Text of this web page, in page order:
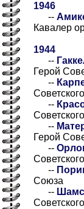
1946
--
Кавалер
1944
--
Герой
--
--
--
Герой
--
--
Союза
--